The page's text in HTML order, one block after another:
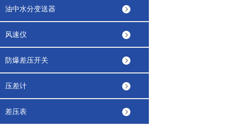
油中水分变送器
风速仪
防爆差压开关
压差计
差压表